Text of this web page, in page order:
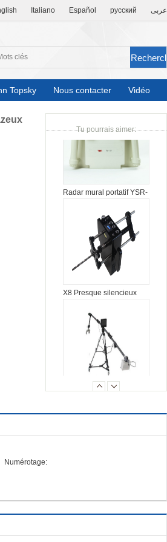
Italiano Español русский عربى
Topsky Nous contacter Vidéo
Tu pourrais aimer:
Radar mural portatif YSR-
X8 Presque silencieux
Manipulateur
EOD
Numérotage: